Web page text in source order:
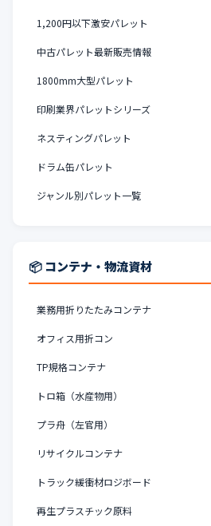
1,200円以下激安パレット
中古パレット最新販売情報
1800mm大型パレット
印刷業界パレットシリーズ
ネスティングパレット
ドラム缶パレット
ジャンル別パレット一覧
📦 コンテナ・物流資材
業務用折りたたみコンテナ
オフィス用折コン
TP規格コンテナ
トロ箱（水産物用）
プラ舟（左官用）
リサイクルコンテナ
トラック緩衝材ロジボード
再生プラスチック原料